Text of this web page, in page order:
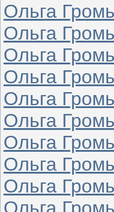
Ольга
Ольга
Ольга
Ольга
Ольга
Ольга
Ольга
Ольга
Ольга